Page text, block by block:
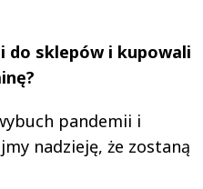
do sklepów i kupowali
pandemii i
nadzieję, że zostaną